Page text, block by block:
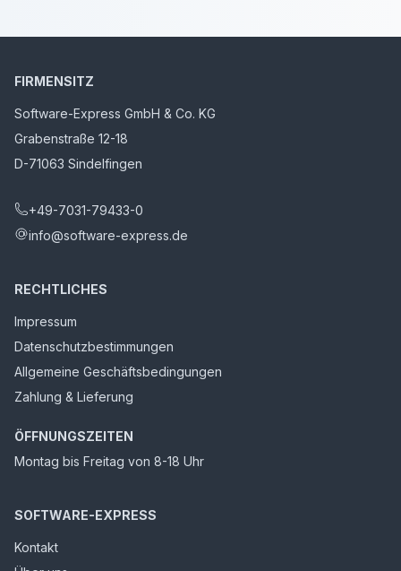
FIRMENSITZ
Software-Express GmbH & Co. KG
Grabenstraße 12-18
D-71063 Sindelfingen
+49-7031-79433-0
info@software-express.de
RECHTLICHES
Impressum
Datenschutzbestimmungen
Allgemeine Geschäftsbedingungen
Zahlung & Lieferung
ÖFFNUNGSZEITEN
Montag bis Freitag von 8-18 Uhr
SOFTWARE-EXPRESS
Kontakt